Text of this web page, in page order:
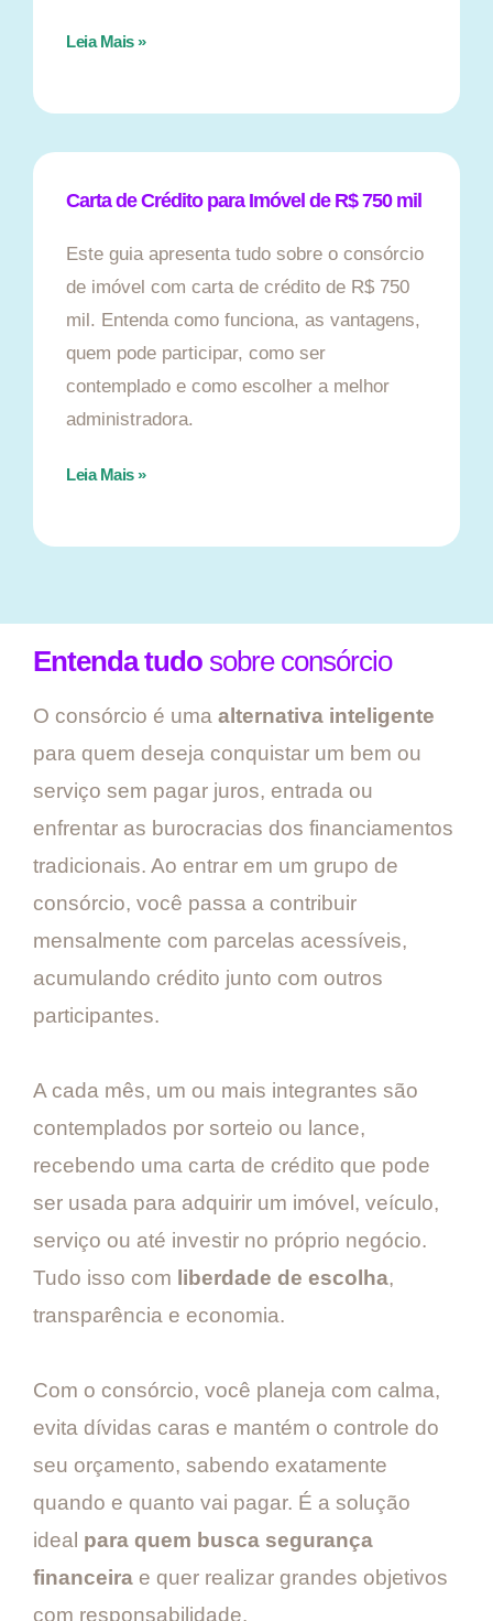
Leia Mais »
Carta de Crédito para Imóvel de R$ 750 mil
Este guia apresenta tudo sobre o consórcio
de imóvel com carta de crédito de R$ 750
mil. Entenda como funciona, as vantagens,
quem pode participar, como ser
contemplado e como escolher a melhor
administradora.
Leia Mais »
Entenda tudo sobre consórcio
O consórcio é uma alternativa inteligente
para quem deseja conquistar um bem ou
serviço sem pagar juros, entrada ou
enfrentar as burocracias dos financiamentos
tradicionais. Ao entrar em um grupo de
consórcio, você passa a contribuir
mensalmente com parcelas acessíveis,
acumulando crédito junto com outros
participantes.
A cada mês, um ou mais integrantes são
contemplados por sorteio ou lance,
recebendo uma carta de crédito que pode
ser usada para adquirir um imóvel, veículo,
serviço ou até investir no próprio negócio.
Tudo isso com liberdade de escolha,
transparência e economia.
Com o consórcio, você planeja com calma,
evita dívidas caras e mantém o controle do
seu orçamento, sabendo exatamente
quando e quanto vai pagar. É a solução
ideal para quem busca segurança
financeira e quer realizar grandes objetivos
com responsabilidade.